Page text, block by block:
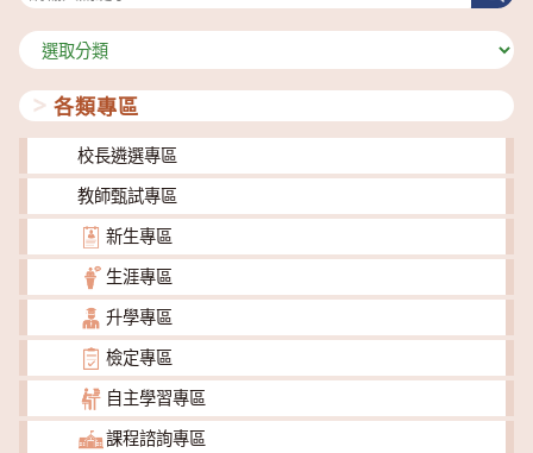
分
類
各類專區
校長遴選專區
教師甄試專區
新生專區
生涯專區
升學專區
檢定專區
自主學習專區
課程諮詢專區